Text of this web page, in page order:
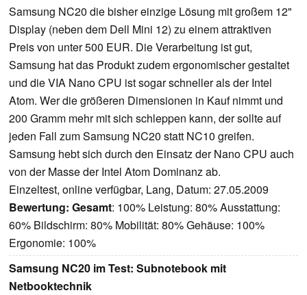
Samsung NC20 die bisher einzige Lösung mit großem 12"
Display (neben dem Dell Mini 12) zu einem attraktiven
Preis von unter 500 EUR. Die Verarbeitung ist gut,
Samsung hat das Produkt zudem ergonomischer gestaltet
und die VIA Nano CPU ist sogar schneller als der Intel
Atom. Wer die größeren Dimensionen in Kauf nimmt und
200 Gramm mehr mit sich schleppen kann, der sollte auf
jeden Fall zum Samsung NC20 statt NC10 greifen.
Samsung hebt sich durch den Einsatz der Nano CPU auch
von der Masse der Intel Atom Dominanz ab.
Einzeltest, online verfügbar, Lang, Datum: 27.05.2009
Bewertung: Gesamt: 100% Leistung: 80% Ausstattung:
60% Bildschirm: 80% Mobilität: 80% Gehäuse: 100%
Ergonomie: 100%
Samsung NC20 im Test: Subnotebook mit
Netbooktechnik